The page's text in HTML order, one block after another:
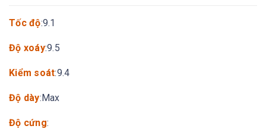
Tốc độ:9.1
Độ xoáy:9.5
Kiểm soát:9.4
Độ dày:Max
Độ cứng: